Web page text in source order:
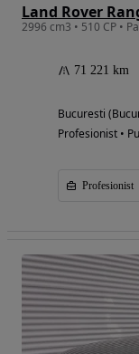
2996 cm3 • 510 CP •
71 221 km
Bucuresti
Profesionist •
Profesionist